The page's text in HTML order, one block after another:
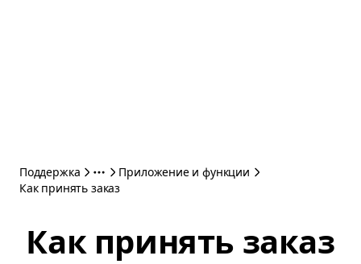
Поддержка
Приложение и функции
Как принять заказ
Как принять заказ